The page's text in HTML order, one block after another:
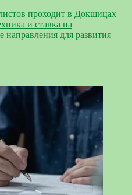
проходит в Докшицах
и ставка на
направления для развития